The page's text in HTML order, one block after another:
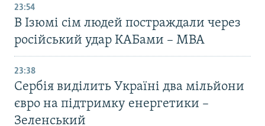
23:54
В Ізюмі сім людей постраждали через
російський удар КАБами – МВА
23:38
Сербія виділить Україні два мільйони
євро на підтримку енергетики –
Зеленський